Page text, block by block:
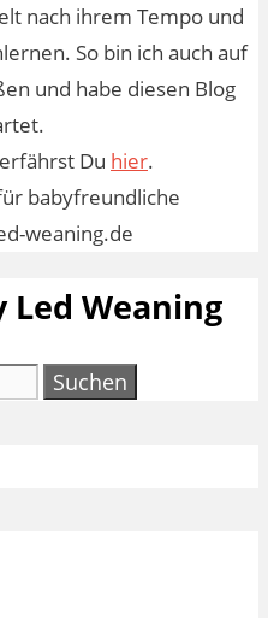
nach ihrem Tempo und
So bin ich auch auf
und habe diesen Blog
Du hier.
Led Weaning